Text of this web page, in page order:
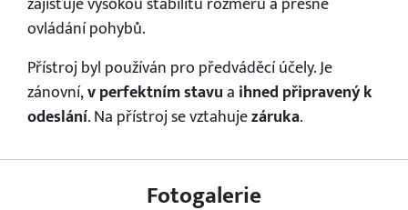
ovládání pohybů.
Přístroj byl používán pro předváděcí účely. Je
zánovní,vperfektním stavua ihned připravený k
odeslání. Na přístroj se vztahujezáruka.
Fotogalerie